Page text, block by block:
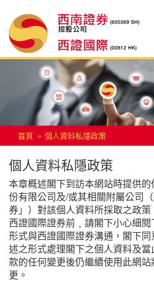
首頁 個人資料私隱政策
個人資料私隱政策
本章概述閣下到訪本網站時提供
份有限公司及/或其相關附屬公司
券」）對該個人資料所採取之政
西證國際證券前﹐請閣下小心細
形式與西證國際證券溝通，閣下
述之形式處理閣下之個人資料及
款的任何變更後仍繼續使用此網
更。